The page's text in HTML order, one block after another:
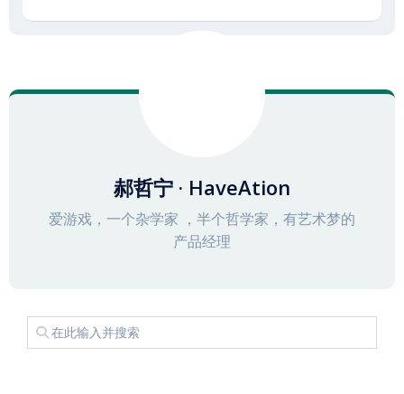
郝哲宁 · HaveAtion
爱游戏，一个杂学家 ，半个哲学家，有艺术梦的
产品经理